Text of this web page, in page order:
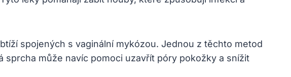
spojených s vaginální mykózou. Jednou z těchto metod
může navíc pomoci uzavřít póry pokožky a snížit